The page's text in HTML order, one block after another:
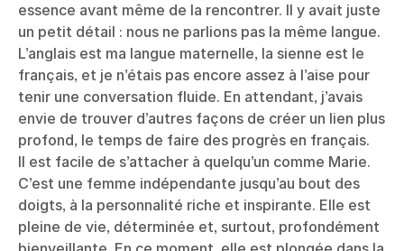
essence avant même de la rencontrer. Il y avait juste
un petit détail : nous ne parlions pas la même langue.
L’anglais est ma langue maternelle, la sienne est le
français, et je n’étais pas encore assez à l’aise pour
tenir une conversation fluide. En attendant, j’avais
envie de trouver d’autres façons de créer un lien plus
profond, le temps de faire des progrès en français.
Il est facile de s’attacher à quelqu’un comme Marie.
C’est une femme indépendante jusqu’au bout des
doigts, à la personnalité riche et inspirante. Elle est
pleine de vie, déterminée et, surtout, profondément